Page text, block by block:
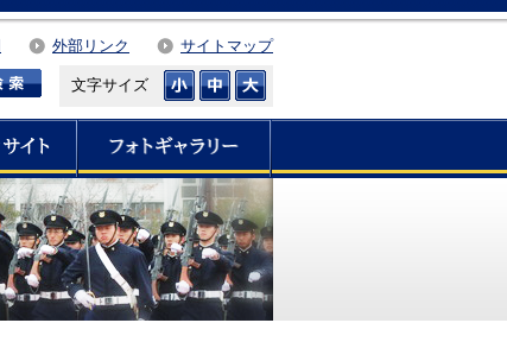
外部リンク サイトマップ
文字サイズ